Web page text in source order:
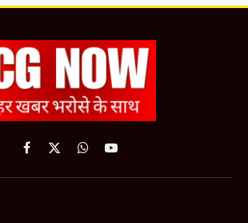
Facebook
X
WhatsApp
YouTube